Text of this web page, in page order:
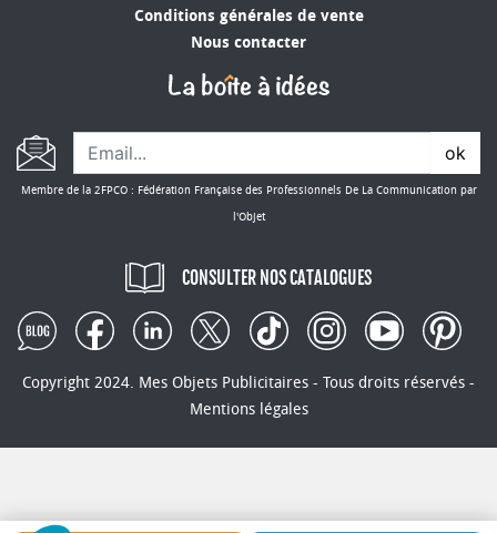
Conditions générales de vente
Nous contacter
ok
Membre de la 2FPCO : Fédération Française des Professionnels De La Communication par
l'Objet
CONSULTER NOS CATALOGUES
Copyright 2024. Mes Objets Publicitaires - Tous droits réservés -
Mentions légales